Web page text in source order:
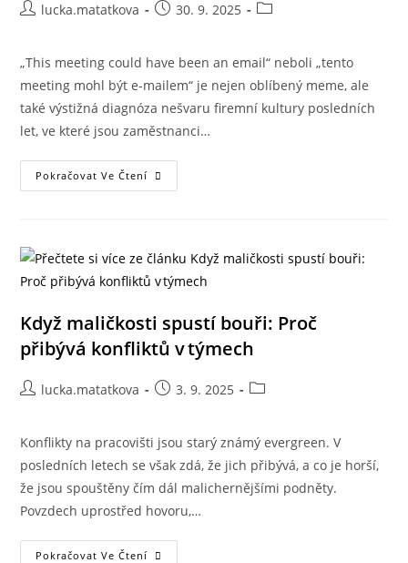
lucka.matatkova 30. 9. 2025
„This meeting could have been an email“ neboli „tento
meeting mohl být e-mailem“ je nejen oblíbený meme, ale
také výstižná diagnóza nešvaru firemní kultury posledních
let, ve které jsou zaměstnanci…
Pokračovat Ve Čtení
Když maličkosti spustí bouři: Proč
přibývá konfliktů v týmech
lucka.matatkova 3. 9. 2025
Konflikty na pracovišti jsou starý známý evergreen. V
posledních letech se však zdá, že jich přibývá, a co je horší,
že jsou spouštěny čím dál malichernějšími podněty.
Povzdech uprostřed hovoru,…
Pokračovat Ve Čtení